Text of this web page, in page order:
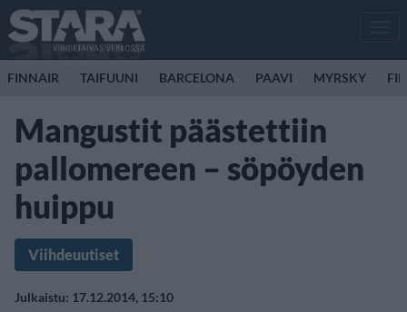
FINNAIR TAIFUUNI BARCELONA PAAVI MYRSKY
Mangustit päästettiin
pallomereen – söpöyden
huippu
Viihdeuutiset
Julkaistu: 17.12.2014, 15:10